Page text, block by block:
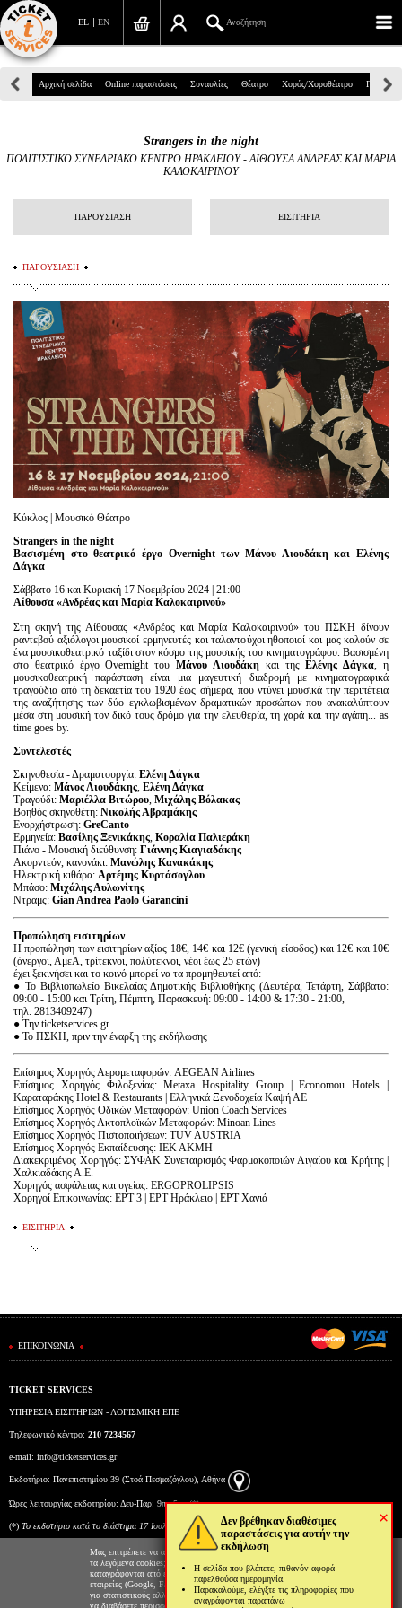
EN
EL Αναζήτηση
Πανεπιστημίου 39, Αθήνα
info@ticketservices.gr
Προσωπικά Δεδομένα
Πληροφορίες
Είσοδος διαχειριστή
Αρχική σελίδα Online παραστάσεις Συναυλίες Θέατρο Χορός/Χοροθέατρο Παιδικά
Strangers in the night
×
Δεν βρέθηκαν διαθέσιμες
παραστάσεις για αυτήν την
εκδήλωση
Η σελίδα που βλέπετε, πιθανόν αφορά
παρελθούσα ημερομηνία.
Παρακαλούμε, ελέγξτε τις πληροφορίες που
αναγράφονται παραπάνω
ΠΟΛΙΤΙΣΤΙΚΟ ΣΥΝΕΔΡΙΑΚΟ ΚΕΝΤΡΟ ΗΡΑΚΛΕΙΟΥ-ΑΙΘΟΥΣΑ ΑΝΔΡΕΑΣ ΚΑΙ ΜΑΡΙΑ
ΚΑΛΟΚΑΙΡΙΝΟΥ
ΠΑΡΟΥΣΙΑΣΗ ΕΙΣΙΤΗΡΙΑ
ΠΑΡΟΥΣΙΑΣΗ
Κύκλος | Μουσικό Θέατρο
Strangers in the night
Βασισμένη στο θεατρικό έργο Overnightτων Μάνου Λιουδάκη και Ελένης
Δάγκα
Σάββατο 16 και Κυριακή 17 Νοεμβρίου 2024 | 21:00
Αίθουσα «Ανδρέας και Μαρία Καλοκαιρινού»
Στη σκηνή της Αίθουσας «Ανδρέας και Μαρία Καλοκαιρινού» του ΠΣΚΗ δίνουν
ραντεβού αξιόλογοι μουσικοί ερμηνευτές και ταλαντούχοι ηθοποιοί και μας καλούν σε
ένα μουσικοθεατρικό ταξίδι στον κόσμο της μουσικής του κινηματογράφου. Βασισμένη
στο θεατρικό έργο Overnight τουΜάνου Λιουδάκηκαι τηςΕλένης Δάγκα, η
μουσικοθεατρική παράσταση είναι μια μαγευτική διαδρομή με κινηματογραφικά
τραγούδια από τη δεκαετία του 1920 έως σήμερα, που ντύνει μουσικά την περιπέτεια
της αναζήτησης των δύο εγκλωβισμένων δραματικών προσώπων που ανακαλύπτουν
μέσα στη μουσική τον δικό τους δρόμο για την ελευθερία, τη χαρά και την αγάπη... as
time goes by.
Συντελεστές
Σκηνοθεσία - Δραματουργία: Ελένη Δάγκα
Κείμενα: Μάνος Λιουδάκης, Ελένη Δάγκα
Τραγούδι: Μαριέλλα Βιτώρου, Μιχάλης Βόλακας
Βοηθός σκηνοθέτη: Νικολής Αβραμάκης
Ενορχήστρωση: GreCanto
Ερμηνεία: Βασίλης Ξενικάκης, Κοραλία Παλιεράκη
Πιάνο - Μουσική διεύθυνση: Γιάννης Κιαγιαδάκης
Ακορντεόν, κανονάκι: Μανώλης Κανακάκης
Ηλεκτρική κιθάρα: Αρτέμης Κυρτάσογλου
Μπάσο: Μιχάλης Αυλωνίτης
Ντραμς: GianAndrea Paolo Garancini
Προπώληση εισιτηρίων
Η προπώληση των εισιτηρίων αξίας 18€, 14€ και 12€ (γενική είσοδος) και 12€ και 10€
(άνεργοι, ΑμεΑ, τρίτεκνοι, πολύτεκνοι, νέοι έως 25 ετών)
έχει ξεκινήσει και το κοινό μπορεί να τα προμηθευτεί από:
● Το Βιβλιοπωλείο Βικελαίας Δημοτικής Βιβλιοθήκης (Δευτέρα, Τετάρτη, Σάββατο:
09:00 - 15:00 και Τρίτη, Πέμπτη, Παρασκευή: 09:00 - 14:00 & 17:30 - 21:00,
τηλ. 2813409247)
● Την ticketservices.gr.
● Το ΠΣΚΗ, πριν την έναρξη της εκδήλωσης
Επίσημος Χορηγός Αερομεταφορών: AEGEAN Airlines
Επίσημος Χορηγός Φιλοξενίας: Metaxa Hospitality Group | Economou Hotels |
Καραταράκης Hotel & Restaurants | Ελληνικά Ξενοδοχεία Καψή ΑΕ
Επίσημος Χορηγός Οδικών Μεταφορών: Union Coach Services
Επίσημος Χορηγός Ακτοπλοϊκών Μεταφορών: Minoan Lines
Επίσημος Χορηγός Πιστοποιήσεων: TUV AUSTRIA
Επίσημος Χορηγός Εκπαίδευσης: ΙΕΚ ΑΚΜΗ
Διακεκριμένος Χορηγός: ΣΥΦΑΚ Συνεταιρισμός Φαρμακοποιών Αιγαίου και Κρήτης |
Χαλκιαδάκης Α.Ε.
Χορηγός ασφάλειας και υγείας: ERGOPROLIPSIS
Χορηγοί Επικοινωνίας: ΕΡΤ 3 | ΕΡΤ Ηράκλειο | ΕΡΤ Χανιά
ΕΙΣΙΤΗΡΙΑ
ΕΠΙΚΟΙΝΩΝΙΑ
TICKET SERVICES
ΥΠΗΡΕΣΙΑ ΕΙΣΙΤΗΡΙΩΝ - ΛΟΓΙΣΜΙΚΗ ΕΠΕ
Τηλεφωνικό κέντρο: 210 7234567
e-mail: info@ticketservices.gr
Εκδοτήριο: Πανεπιστημίου 39 (Στοά Πεσμαζόγλου), Αθήνα
Ώρες λειτουργίας εκδοτηρίου: Δευ-Παρ: 9πμ-5μμ (*)
(*) To εκδοτήριο κατά το διάστημα 17 Ιουλίου έως και 6 Αυγούστου θα λειτουργεί Δευτέρα έως
Παρασκευή από τις 10:00 έως τις 15:00.Μας επιτρέπετε να αποθηκεύουμε στον φυλλομετρητή σας
τα λεγόμενα cookies; Με αυτόν τον τρόπο θα
καταγράφονται από εμάς και τρίτες συνεργαζόμενες
εταιρείες (Google, Facebook κτλ) στοιχεία επισκεψιμότητας
για στατιστικούς αλλά και διαφημιστικούς λόγους. Μπορείτε
να διαβάσετε περισσότερα για την χρήση cookies από την